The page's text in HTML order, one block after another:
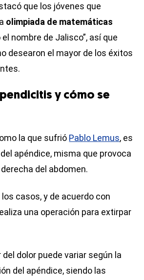
que los jóvenes que
olimpiada de matemáticas
nombre de Jalisco”, así que
desearon el mayor de los éxitos
y cómo se
la que sufrió Pablo Lemus, es
apéndice, misma que provoca
del abdomen.
los casos, y de acuerdo con
una operación para extirpar
dolor puede variar según la
del apéndice, siendo las